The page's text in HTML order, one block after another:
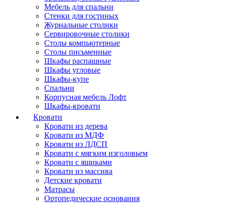
Мебель для спальни
Стенки для гостиных
Журнальные столики
Сервировочные столики
Столы компьютерные
Столы письменные
Шкафы распашные
Шкафы угловые
Шкафы-купе
Спальни
Корпусная мебель Лофт
Шкафы-кровати
Кровати
Кровати из дерева
Кровати из МДФ
Кровати из ЛДСП
Кровати с мягким изголовьем
Кровати с ящиками
Кровати из массива
Детские кровати
Матрасы
Ортопедические основания